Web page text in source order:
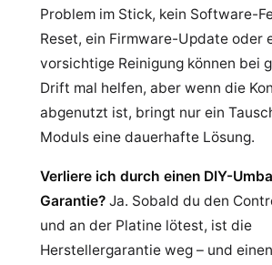
Problem im Stick, kein Software-
Reset, ein Firmware-Update oder
vorsichtige Reinigung können bei
Drift mal helfen, aber wenn die
abgenutzt ist, bringt nur ein
Moduls eine dauerhafte Lösung.
Verliere ich durch einen DIY-
Garantie? Ja. Sobald du den
und an der Platine lötest, ist die
Herstellergarantie weg – und